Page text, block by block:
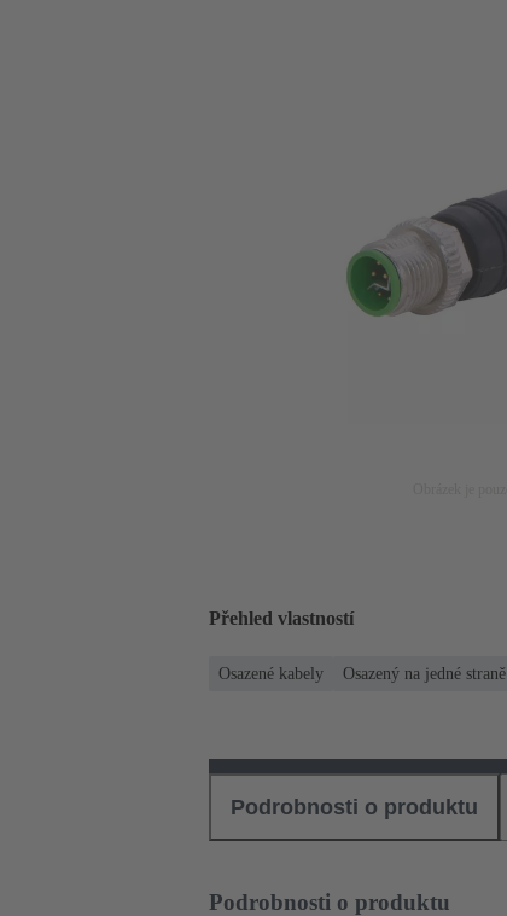
Přehled vlastností
Osazené kabely Osazený na jedné straně
Podrobnosti o produktu
Podrobnosti o produktu